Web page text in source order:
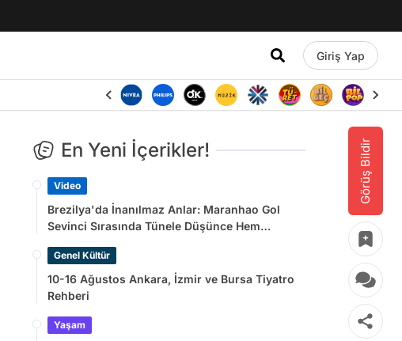
Giriş Yap
Görüş Bildir
En Yeni İçerikler!
Video
Brezilya'da İnanılmaz Anlar: Maranhao Gol
Sevinci Sırasında Tünele Düşünce Hem
Genel Kültür
10-16 Ağustos Ankara, İzmir ve Bursa Tiyatro
Rehberi
Yaşam